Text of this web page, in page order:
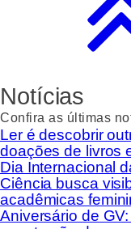
Notícias
Confira as últimas
Ler é descobrir
doações de livros
Dia Internacional
Ciência busca
acadêmicas
Aniversário de